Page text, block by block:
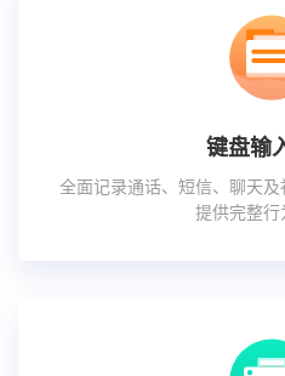
键盘输
全面记录通话、短信、聊天及
提供完整行